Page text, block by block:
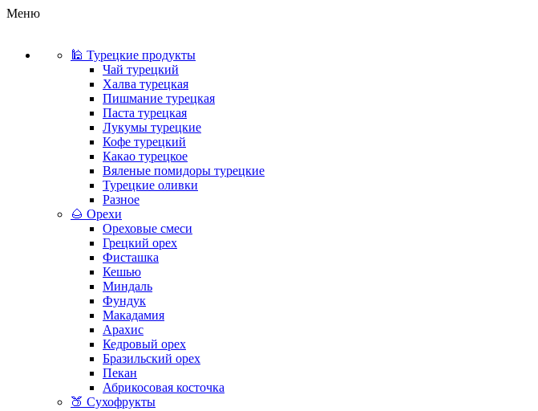
Меню
🕌 Турецкие продукты
Чай турецкий
Халва турецкая
Пишмание турецкая
Паста турецкая
Лукумы турецкие
Кофе турецкий
Какао турецкое
Вяленые помидоры турецкие
Турецкие оливки
Разное
🌰 Орехи
Ореховые смеси
Грецкий орех
Фисташка
Кешью
Миндаль
Фундук
Макадамия
Арахис
Кедровый орех
Бразильский орех
Пекан
Абрикосовая косточка
🍑 Сухофрукты